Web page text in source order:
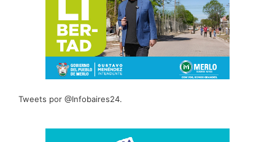
Tweets por @Infobaires24.